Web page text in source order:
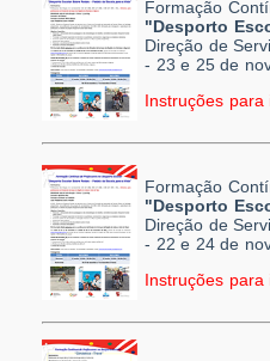
Formação
"Desporto
Direção de
- 23 e 25 de
Instruções para
Formação
"Desporto
Direção de
- 22 e 24 de
Instruções para